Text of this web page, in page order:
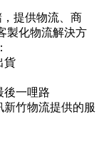
提供物流、商
製化物流解決方
貨
後一哩路
竹物流提供的服